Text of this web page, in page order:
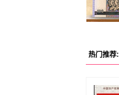
热门推荐: